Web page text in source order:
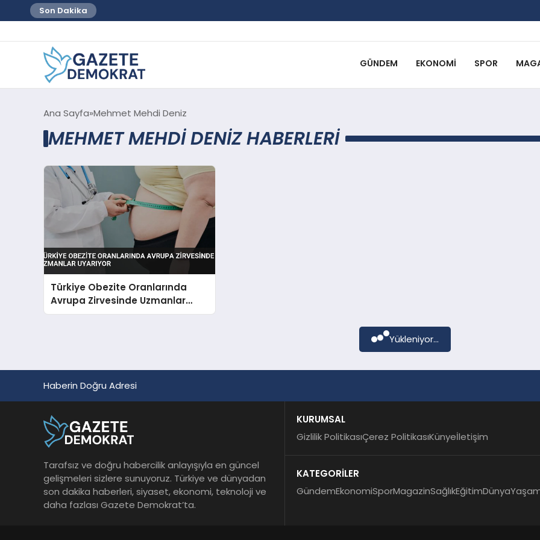
Son Dakika
GÜNDEM EKONOMI SPOR
Ana Sayfa Mehmet Mehdi Deniz
MEHMET MEHDI DENIZ HABERLERI
Türkiye Obezite Oranlarında
Avrupa Zirvesinde Uzmanlar
Uyarıyor
Yükleniyor...
Haberin Doğru Adresi
Tarafsız ve doğru habercilik anlayışıyla en güncel
gelişmeleri sizlere sunuyoruz. Türkiye ve dünyadan
son dakika haberleri, siyaset, ekonomi, teknoloji ve
daha fazlası Gazete Demokrat’ta.
KURUMSAL
Gizlilik PolitikasıÇerez PolitikasıKünyeİletişim
KATEGORİLER
GündemEkonomiSporMagazinSağlıkEğitimDünya